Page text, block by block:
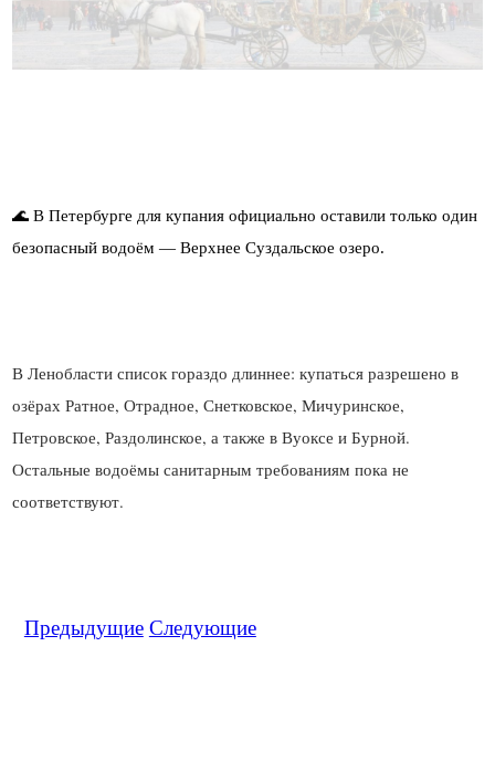
🌊 В Петербурге для купания официально оставили только один
В Ленобласти список гораздо длиннее: купаться разрешено в
озёрах Ратное, Отрадное, Снетковское, Мичуринское,
Петровское, Раздолинское, а также в Вуоксе и Бурной.
Остальные водоёмы санитарным требованиям пока не
Предыдущие Следующие